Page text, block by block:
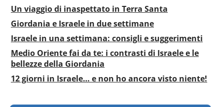
Un viaggio di inaspettato in Terra Santa
Giordania e Israele in due settimane
Israele in una settimana: consigli e suggerimenti
Medio Oriente fai da te: i contrasti di Israele e le
bellezze della Giordania
12 giorni in Israele… e non ho ancora visto niente!